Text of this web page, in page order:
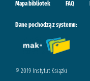
Mapa bibliotek
FAQ
Dane pochodzą z systemu:
© 2019 Instytut Książki